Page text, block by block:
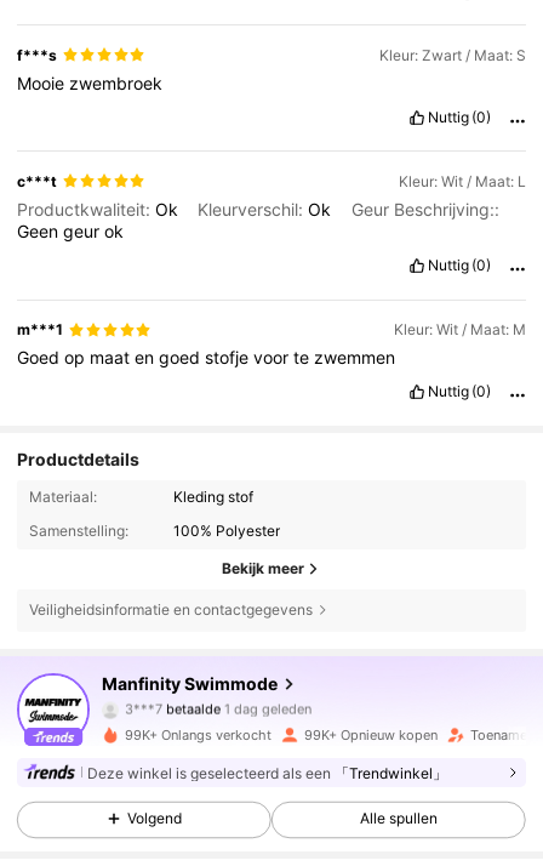
f***s Kleur: Zwart / Maat: S
Mooie zwembroek
Nuttig (0)
c***t Kleur: Wit / Maat: L
Productkwaliteit:Ok Kleurverschil:Ok
Geur Beschrijving::
Geengeurok
Nuttig (0)
m***1 Kleur: Wit / Maat: M
Goedop maatengoedstofjevoorte zwemmen
Nuttig (0)
Productdetails
Materiaal:
Kleding stof
Samenstelling:
100% Polyester
Bekijk meer
Veiligheidsinformatie en contactgegevens
Manfinity Swimmode
4.93
26K Volgers
3***7betaalde 1 dag geleden
12 uur geleden
4.93 26K Volgers
99K+ Onlangs verkocht 99K+ Opnieuw kopen Toename
Deze winkel is geselecteerd als een 「Trendwinkel」
Volgend Alle spullen